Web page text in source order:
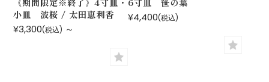
小皿 波桜 / 太田恵利香
¥3,300(税込) ～
¥4,400(税込)